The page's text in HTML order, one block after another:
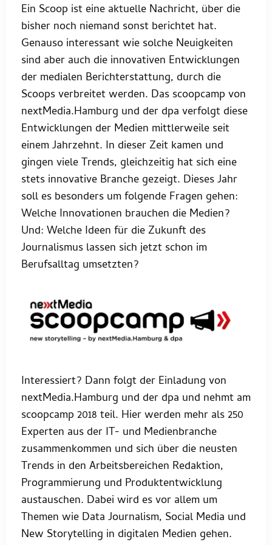
Ein Scoop ist eine aktuelle Nachricht, über die
bisher noch niemand sonst berichtet hat.
Genauso interessant wie solche Neuigkeiten
sind aber auch die innovativen Entwicklungen
der medialen Berichterstattung, durch die
Scoops verbreitet werden. Das scoopcamp von
nextMedia.Hamburg und der dpa verfolgt diese
Entwicklungen der Medien mittlerweile seit
einem Jahrzehnt. In dieser Zeit kamen und
gingen viele Trends, gleichzeitig hat sich eine
stets innovative Branche gezeigt. Dieses Jahr
soll es besonders um folgende Fragen gehen:
Welche Innovationen brauchen die Medien?
Und: Welche Ideen für die Zukunft des
Journalismus lassen sich jetzt schon im
Berufsalltag umsetzten?
Interessiert? Dann folgt der Einladung von
nextMedia.Hamburg und der dpa und nehmt am
scoopcamp 2018 teil. Hier werden mehr als 250
Experten aus der IT- und Medienbranche
zusammenkommen und sich über die neusten
Trends in den Arbeitsbereichen Redaktion,
Programmierung und Produktentwicklung
austauschen. Dabei wird es vor allem um
Themen wie Data Journalism, Social Media und
New Storytelling in digitalen Medien gehen.